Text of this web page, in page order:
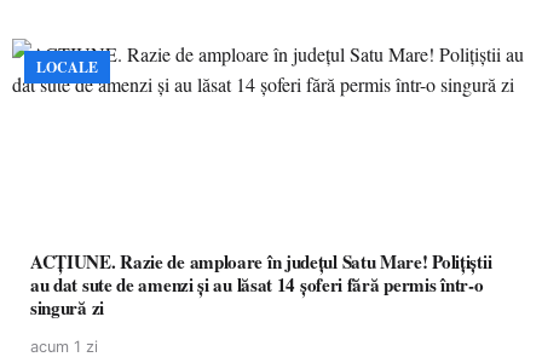
LOCALE
ACȚIUNE. Razie de amploare în județul Satu Mare! Polițiștii
au dat sute de amenzi și au lăsat 14 șoferi fără permis într-o
singură zi
acum 1 zi